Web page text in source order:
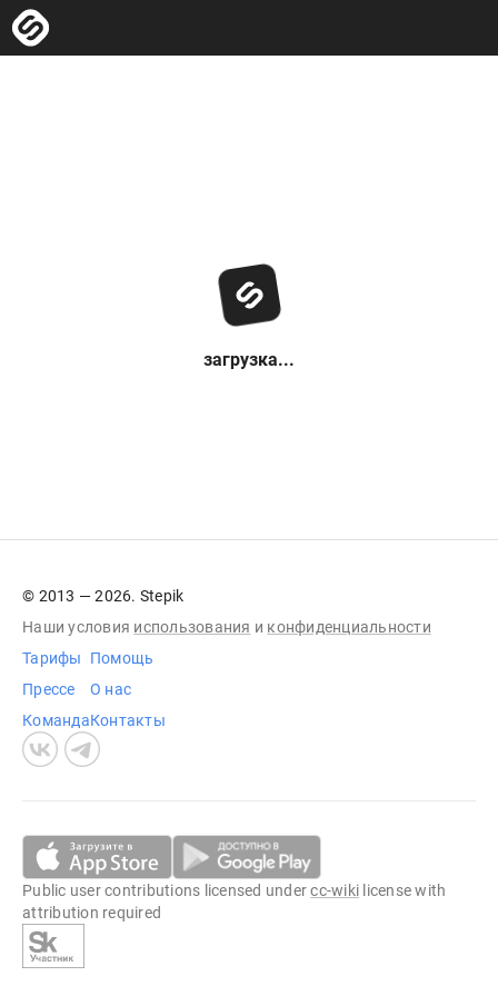
загрузка...
© 2013 — 2026. Stepik
Наши условия использования и конфиденциальности
Тарифы
Прессе
Команда
Помощь
О нас
Контакты
Public user contributions licensed undercc-wiki license with
attribution required